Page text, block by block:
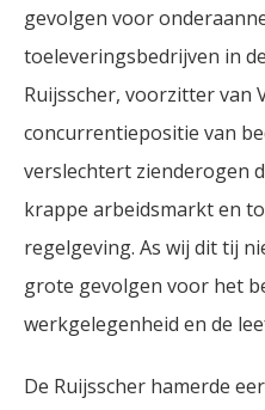
gevolgen voor
toeleveringsbedrijven in
Ruijsscher, voorzitter van
concurrentiepositie van
verslechtert zienderogen
krappe arbeidsmarkt en
regelgeving. As wij dit tij
grote gevolgen voor het
werkgelegenheid en de
De Ruijsscher hamerde